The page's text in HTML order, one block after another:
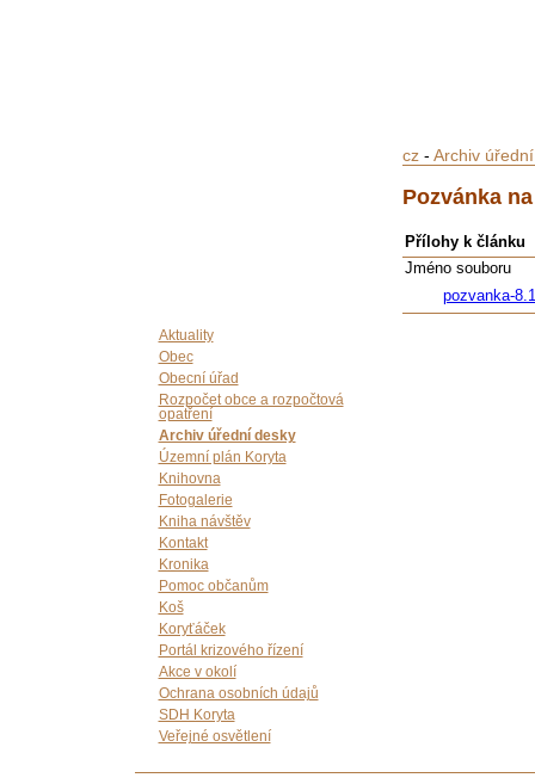
Aktuality
Obec
Obecní úřad
Rozpočet obce a rozpočtová
opatření
Archiv úřední desky
Územní plán Koryta
Knihovna
Fotogalerie
Kniha návštěv
Kontakt
Kronika
Pomoc občanům
Koš
Koryťáček
Portál krizového řízení
Akce v okolí
Ochrana osobních údajů
SDH Koryta
Veřejné osvětlení
cz- Archiv
Pozvánka
Přílohy k článku
Jméno souboru
pozvanka-